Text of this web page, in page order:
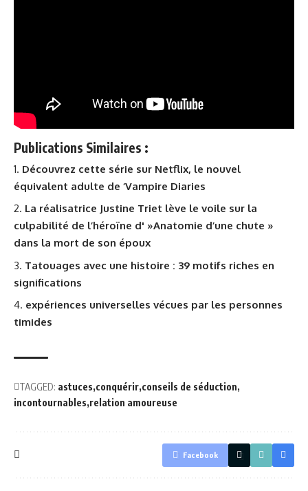
Publications Similaires :
Découvrez cette série sur Netflix, le nouvel
équivalent adulte de ‘Vampire Diaries
La réalisatrice Justine Triet lève le voile sur la
culpabilité de l’héroïne d' »Anatomie d’une chute »
dans la mort de son époux
Tatouages avec une histoire : 39 motifs riches en
significations
expériences universelles vécues par les personnes
timides
TAGGED: astuces conquérir conseils de séduction
incontournables relation amoureuse
Facebook